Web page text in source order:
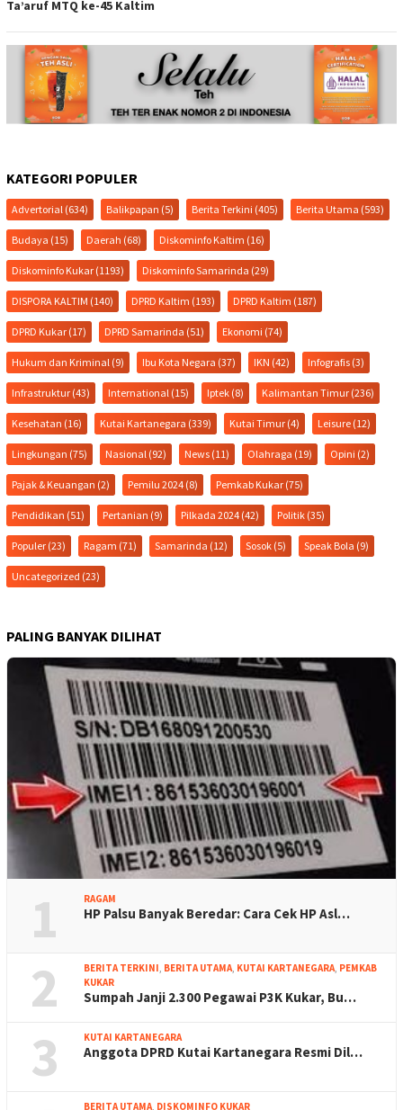
Ta’aruf MTQ ke-45 Kaltim
KATEGORI POPULER
Advertorial (634) Balikpapan (5) Berita Terkini (405) Berita Utama (593)
Budaya (15) Daerah (68) Diskominfo Kaltim (16)
Diskominfo Kukar (1193) Diskominfo Samarinda (29)
DISPORA KALTIM (140) DPRD Kaltim (193) DPRD Kaltim (187)
DPRD Kukar (17) DPRD Samarinda (51) Ekonomi (74)
Hukum dan Kriminal (9) Ibu Kota Negara (37) IKN (42) Infografis (3)
Infrastruktur (43) International (15) Iptek (8) Kalimantan Timur (236)
Kesehatan (16) Kutai Kartanegara (339) Kutai Timur (4) Leisure (12)
Lingkungan (75) Nasional (92) News (11) Olahraga (19) Opini (2)
Pajak & Keuangan (2) Pemilu 2024 (8) Pemkab Kukar (75)
Pendidikan (51) Pertanian (9) Pilkada 2024 (42) Politik (35)
Populer (23) Ragam (71) Samarinda (12) Sosok (5) Speak Bola (9)
Uncategorized (23)
PALING BANYAK DILIHAT
1 RAGAM
HP Palsu Banyak Beredar: Cara Cek HP Asl…
2 BERITA TERKINI BERITA UTAMA KUTAI KARTANEGARA PEMKAB
KUKAR
Sumpah Janji 2.300 Pegawai P3K Kukar, Bu…
3 KUTAI KARTANEGARA
Anggota DPRD Kutai Kartanegara Resmi Dil…
BERITA UTAMA DISKOMINFO KUKAR